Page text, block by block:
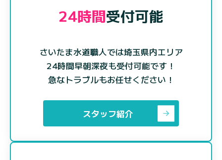
24時間受付可能
さいたま水道職人では埼玉県内エリア
24時間早朝深夜も受付可能です！
急なトラブルもお任せください！
スタッフ紹介